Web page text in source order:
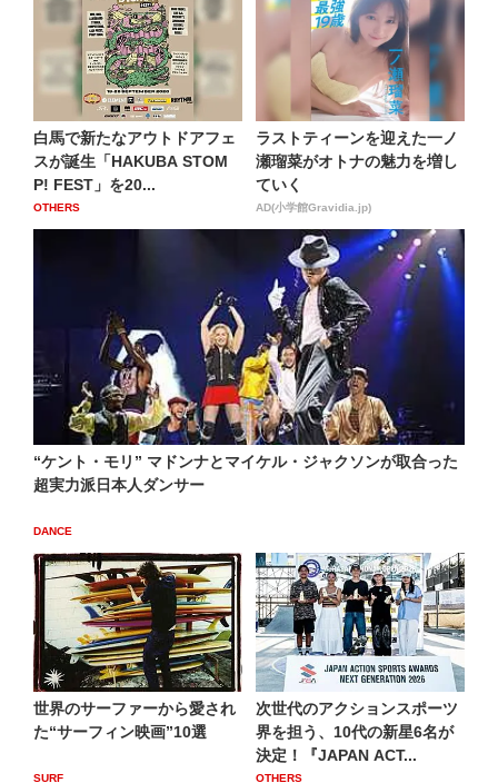
白馬で新たなアウトドアフェ
スが誕生「HAKUBA STOM
P! FEST」を20...
OTHERS
ラストティーンを迎えた一ノ
瀬瑠菜がオトナの魅力を増し
ていく
AD(小学館Gravidia.jp)
“ケント・モリ” マドンナとマイケル・ジャクソンが取合った
超実力派日本人ダンサー
DANCE
世界のサーファーから愛され
た“サーフィン映画”10選
SURF
次世代のアクションスポーツ
界を担う、10代の新星6名が
決定！『JAPAN ACT...
OTHERS